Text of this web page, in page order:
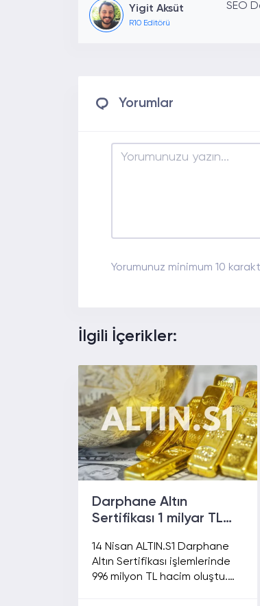
Yigit Aksüt
R10 Editörü
SEO
Yorumlar
Yorumunuz minimum 10
İlgili İçerikler:
Darphane Altın
Sertifikası 1 milyar TL
14 Nisan ALTIN.S1 Darphane
Altın Sertifikası işlemlerinde
996 milyon TL hacim oluştu.